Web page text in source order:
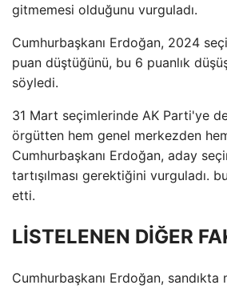
gitmemesi olduğunu vurguladı.
Cumhurbaşkanı Erdoğan, 2024
puan düştüğünü, bu 6 puanlık
söyledi.
31 Mart seçimlerinde AK Parti'ye
örgütten hem genel merkezden
Cumhurbaşkanı Erdoğan, aday
tartışılması gerektiğini vurguladı.
etti.
LİSTELENEN DİĞER
Cumhurbaşkanı Erdoğan,